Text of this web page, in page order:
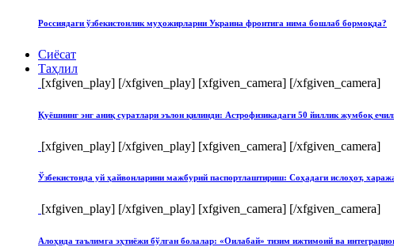
Россиядаги ўзбекистонлик муҳожирларни Украина фронтига нима бошлаб бормоқда?
Сиёсат
Таҳлил
[xfgiven_play] [/xfgiven_play] [xfgiven_camera] [/xfgiven_camera]
Қуёшнинг энг аниқ суратлари эълон қилинди: Астрофизикадаги 50 йиллик жумбоқ
[xfgiven_play] [/xfgiven_play] [xfgiven_camera] [/xfgiven_camera]
Ўзбекистонда уй ҳайвонларини мажбурий паспортлаштириш: Соҳадаги ислоҳот,
[xfgiven_play] [/xfgiven_play] [xfgiven_camera] [/xfgiven_camera]
Алоҳида таълимга эҳтиёжи бўлган болалар: «Оилабай» тизим ижтимоий ва